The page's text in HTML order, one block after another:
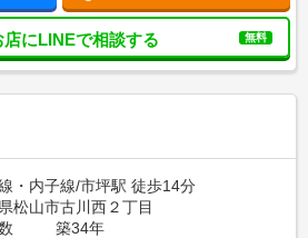
店にLINEで相談する 無料
・内子線/市坪駅 徒歩14分
松山市古川西２丁目
築34年